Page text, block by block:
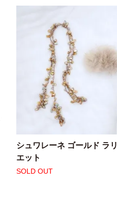
シュワレーネ ゴールド ラリ
エット
SOLD OUT